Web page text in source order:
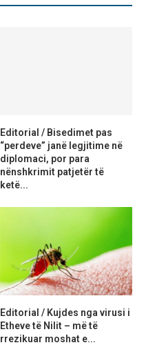
Editorial / Bisedimet pas
“perdeve” janë legjitime në
diplomaci, por para
nënshkrimit patjetër të
ketë...
Editorial / Kujdes nga virusi i
Etheve të Nilit – më të
rrezikuar moshat e...